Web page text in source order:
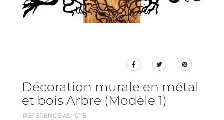
Décoration murale en métal
et bois Arbre (Modèle 1)
REFERENCE ASI-0115